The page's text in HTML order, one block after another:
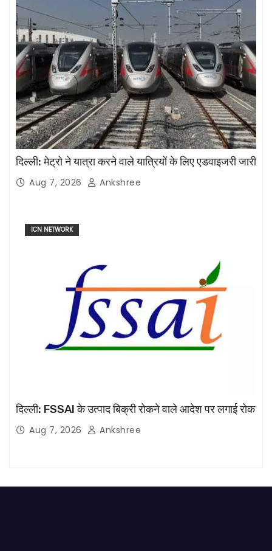
दिल्ली: मेट्रो ने यात्रा करने वाले यात्रियों के लिए एडवाइजरी जारी
Aug 7, 2026 Ankshree
ICN NETWORK
दिल्ली: FSSAI के उत्पाद बिक्री रोकने वाले आदेश पर लगाई रोक
Aug 7, 2026 Ankshree